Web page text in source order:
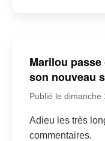
Marilou
son nouveau
Publié le dimanche
Adieu les très
commentaires.